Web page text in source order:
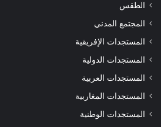
الطقس
المجتمع المدني
المستجدات الإفريقية
المستجدات الدولية
المستجدات العربية
المستجدات المغاربية
المستجدات الوطنية